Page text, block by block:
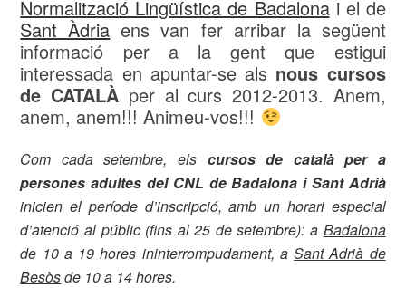
Normalització Lingüística de Badalonai el de
Sant Àdria ens van fer arribar la següent
informació per a la gent que estigui
interessada en apuntar-se als nous cursos
de CATALÀ per al curs 2012-2013. Anem,
anem, anem!!! Animeu-vos!!!
Com cada setembre, els cursos de català per a
persones adultes del CNL de Badalona i Sant Adrià
inicien el període d’inscripció, amb un horari especial
d’atenció al públic (fins al 25 de setembre): a Badalona
de 10 a 19 hores ininterrompudament, aSant Adrià de
Besòsde 10 a 14 hores.